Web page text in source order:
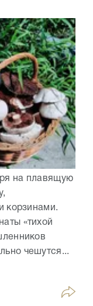
на плавящую
корзинами.
«тихой
чешутся...